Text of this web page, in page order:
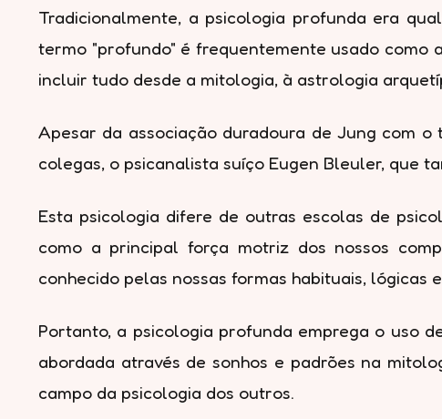
Tradicionalmente, a psicologia profunda era
termo "profundo" é frequentemente usado como
incluir tudo desde a mitologia, à astrologia
Apesar da associação duradoura de Jung com
colegas, o psicanalista suíço Eugen Bleuler, que
Esta psicologia difere de outras escolas de
como a principal força motriz dos nossos
conhecido pelas nossas formas habituais, lógicas
Portanto, a psicologia profunda emprega o uso
abordada através de sonhos e padrões na
campo da psicologia dos outros.